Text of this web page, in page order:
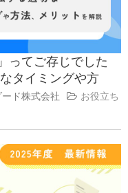
ってご存じでした
タイミングや方
ド株式会社
お役立ち